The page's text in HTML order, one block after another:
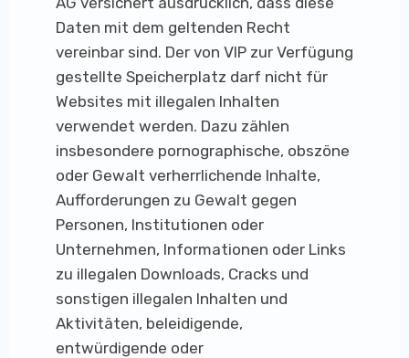
Daten mit dem geltenden Recht
vereinbar sind. Der von VIP zur Verfügung
gestellte Speicherplatz darf nicht für
Websites mit illegalen Inhalten
verwendet werden. Dazu zählen
insbesondere pornographische, obszöne
oder Gewalt verherrlichende Inhalte,
Aufforderungen zu Gewalt gegen
Personen, Institutionen oder
Unternehmen, Informationen oder Links
zu illegalen Downloads, Cracks und
sonstigen illegalen Inhalten und
Aktivitäten, beleidigende,
entwürdigende oder